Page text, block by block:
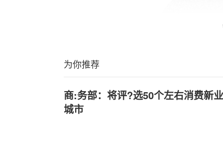
为你推荐
商:务部：将评?选50个左右消费新
城市